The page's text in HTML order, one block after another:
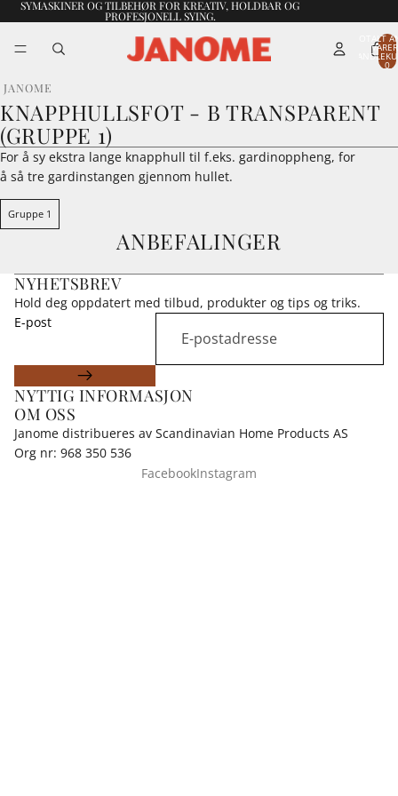
SYMASKINER OG TILBEHØR FOR KREATIV, HOLDBAR OG
PROFESJONELL SYING.
TOTALT
0
JANOME
KNAPPHULLSFOT - B TRANSPARENT
(GRUPPE 1)
For å sy ekstra lange knapphull til f.eks. gardinoppheng, for
å så tre gardinstangen gjennom hullet.
Gruppe 1
ANBEFALINGER
NYHETSBREV
Hold deg oppdatert med tilbud, produkter og tips og triks.
E-post
NYTTIG INFORMASJON
OM OSS
Janome distribueres av Scandinavian Home Products AS
Org nr: 968 350 536
FacebookInstagram